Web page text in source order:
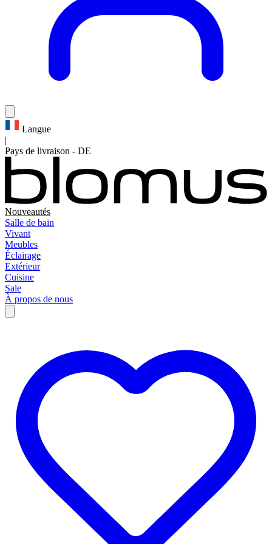
Langue
|
Pays de livraison - DE
Nouveautés
Salle de bain
Vivant
Meubles
Éclairage
Extérieur
Cuisine
Sale
À propos de nous